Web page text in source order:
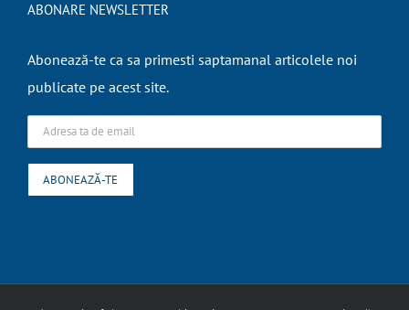
ABONARE NEWSLETTER
Abonează-te ca sa primesti saptamanal articolele noi
publicate pe acest site.